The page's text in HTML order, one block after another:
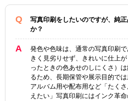
写真印刷をしたいのですが、純
か？
発色や色味は、通常の写真印刷
きく見劣りせず、きれいに仕上
ったときの色あせのしにくさ）
るため、長期保管や展示目的で
アルバム用や配布用など「たく
えたい」写真印刷にはインク革